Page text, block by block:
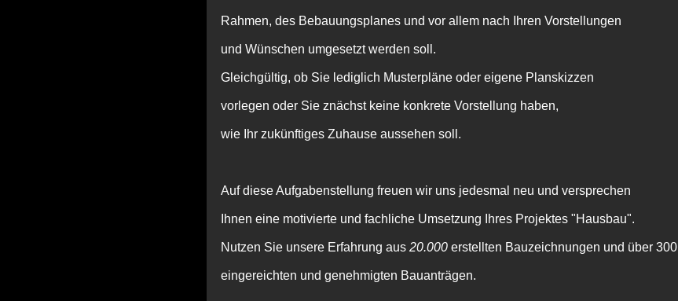
Rahmen, des Bebauungsplanes und vor allem nach Ihren Vorstellungen
und Wünschen umgesetzt werden soll.
Gleichgültig, ob Sie lediglich Musterpläne oder eigene Planskizzen
vorlegen oder Sie znächst keine konkrete Vorstellung haben,
wie Ihr zukünftiges Zuhause aussehen soll.
Auf diese Aufgabenstellung freuen wir uns jedesmal neu und versprechen
Ihnen eine motivierte und fachliche Umsetzung Ihres Projektes "Hausbau".
Nutzen Sie unsere Erfahrung aus 20.000 erstellten Bauzeichnungen und über 300
eingereichten und genehmigten Bauanträgen.